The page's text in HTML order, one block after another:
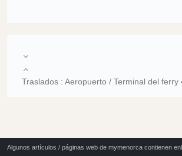
Traslados : Aeropuerto / Terminal del ferry
Algunos artículos / páginas web de mymenorca contienen